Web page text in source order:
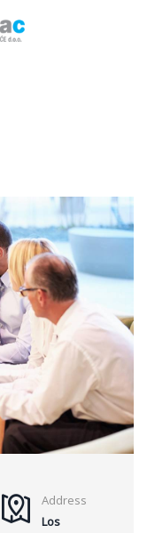
Address
Los